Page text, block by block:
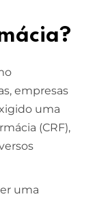
empresas
uma
(CRF),
uma